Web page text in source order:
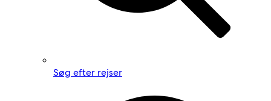
Søg efter rejser